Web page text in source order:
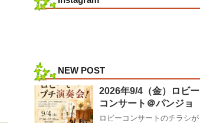
NEW POST
2026年9/4（金）ロビー
コンサート＠パンジョ
ロビーコンサートのチラシが